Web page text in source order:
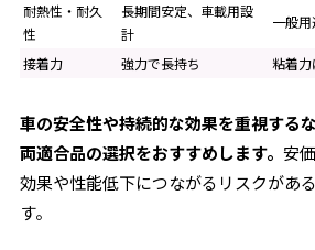
耐熱性・耐久
性
長期間安定、車載用設
計
一般
接着力 強力で長持ち 粘着力
車の安全性や持続的な効果を重視する
両適合品の選択をおすすめします。安
効果や性能低下につながるリスクがあ
す。